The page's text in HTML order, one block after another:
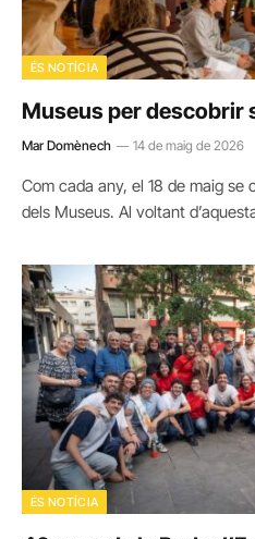
ÉS NOTÍCIA
Museus per descobrir
Mar Domènech 14 de maig de 2026
Com cada any, el 18 de maig se
dels Museus. Al voltant
ÉS NOTÍCIA